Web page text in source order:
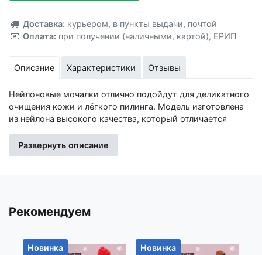
Доставка: курьером, в пункты выдачи, почтой
Оплата: при получении (наличными, картой), ЕРИП
Описание Характеристики Отзывы
Нейлоновые мочалки отлично подойдут для деликатного
очищения кожи и лёгкого пилинга. Модель изготовлена
из нейлона высокого качества, который отличается
материал не накапливает микробов, препятствует
размножению бактерий. Мочалка отлично взбивает гель
подходит для людей с чувствительной и нежной кожей.
Дополнительно Перед первым применением
Мочалки для тела рекомендуется менять каждые пару
Развернуть описание
Рекомендуем
Новинка
Новинка